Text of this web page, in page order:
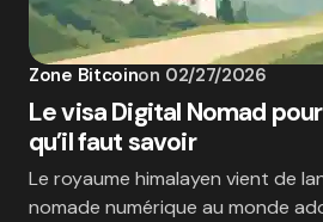
Zone Bitcoinon 02/27/2026
Le visa Digital Nomad
qu’il faut savoir
Le royaume himalayen vient de
nomade numérique au monde